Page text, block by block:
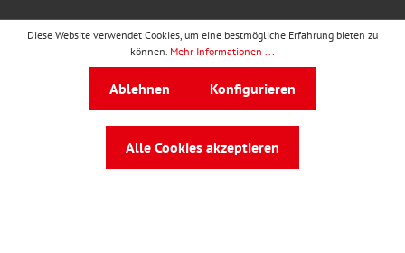
wbv Publikationist ein Geschäftsbereich vonwbv
service@wbv.de
Folgen Sie uns auf:
Diese Website verwendet Cookies, um eine bestmögliche Erfahrung bieten zu
können. Mehr Informationen ...
Ablehnen Konfigurieren
Alle Cookies akzeptieren